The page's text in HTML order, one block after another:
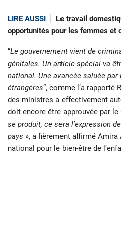
LIRE AUSSI
Le travail
opportunités pour les femmes et
“Le gouvernement vient de
génitales. Un article spécial va
national. Une avancée saluée
étrangères”, comme l’a rapporté
des ministres a effectivement
doit encore être approuvée par
se produit, ce sera l’expression
pays », a fièrement affirmé Amira
national pour le bien-être de